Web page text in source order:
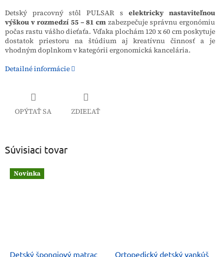
Detský pracovný stôl PULSAR s elektricky nastaviteľnou
výškou v rozmedzí 55 – 81 cm zabezpečuje správnu ergonómiu
počas rastu vášho dieťaťa. Vďaka plochám 120 x 60 cm poskytuje
dostatok priestoru na štúdium aj kreatívnu činnosť a je
vhodným doplnkom v kategórii ergonomická kancelária.
Detailné informácie
OPÝTAŤ SA ZDIEĽAŤ
Súvisiaci tovar
Novinka
Detský špongiový matrac
Ortopedický detský vankúš